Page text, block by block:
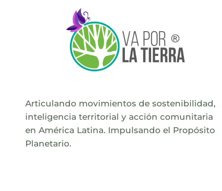
Articulando movimientos de sostenibilidad,
inteligencia territorial y acción comunitaria
en América Latina. Impulsando el Propósito
Planetario.